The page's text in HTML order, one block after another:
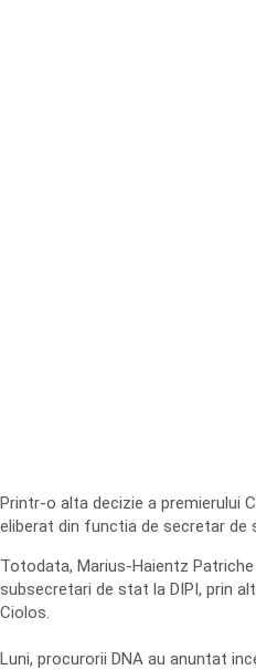
Printr-o alta decizie a premierului
eliberat din functia de secretar de
Totodata, Marius-Haientz
subsecretari de stat la DIPI, prin
Ciolos.
Luni, procurorii DNA au anuntat